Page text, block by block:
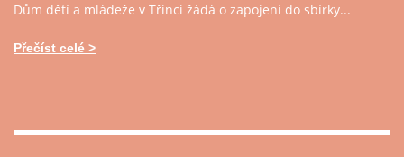
Dům dětí a mládeže v Třinci žádá o zapojení do sbírky...
Přečíst celé